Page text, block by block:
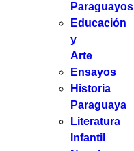
Paraguayos
Educación
y
Arte
Ensayos
Historia
Paraguaya
Literatura
Infantil